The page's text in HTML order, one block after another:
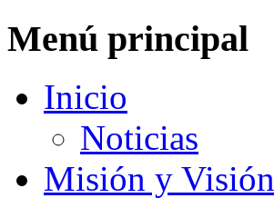
Menú principal
Inicio
Noticias
Misión y Visión